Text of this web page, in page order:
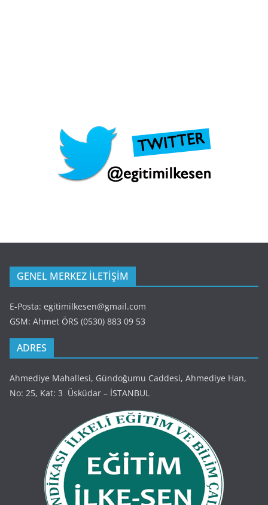
GENEL MERKEZ İLETİŞİM
E-Posta: egitimilkesen@gmail.com
GSM: Ahmet ÖRS (0530) 883 09 53
ADRES
Ahmediye Mahallesi, Gündoğumu Caddesi, Ahmediye Han,
No: 25, Kat: 3 Üsküdar – İSTANBUL